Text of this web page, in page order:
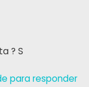
? S
para responder